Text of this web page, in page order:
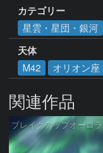
カテゴリー
星雲・星団・銀河
天体
M42
オリオン座
関連作品
ブレイクアップオーロラ